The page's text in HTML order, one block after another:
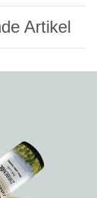
Artikel